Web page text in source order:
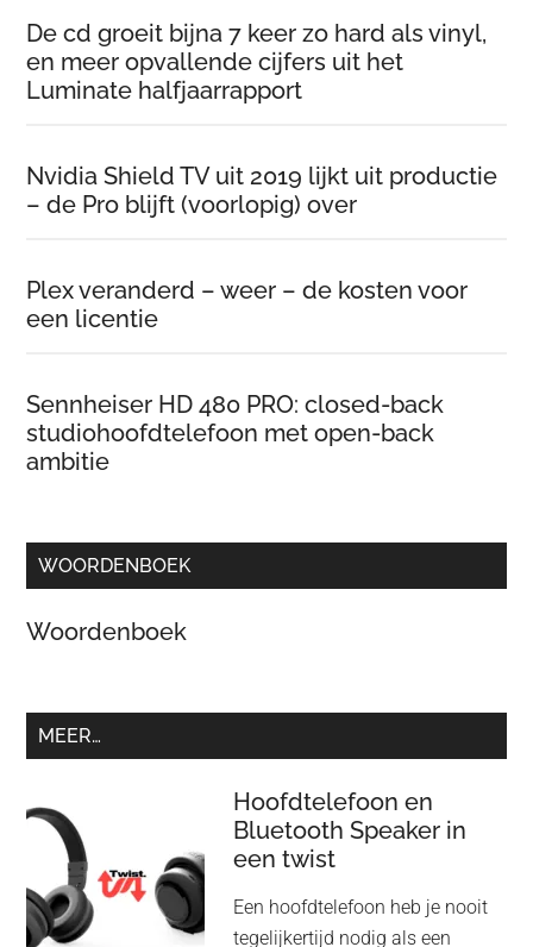
De cd groeit bijna 7 keer zo hard als vinyl,
en meer opvallende cijfers uit het
Luminate halfjaarrapport
Nvidia Shield TV uit 2019 lijkt uit productie
– de Pro blijft (voorlopig) over
Plex veranderd – weer – de kosten voor
een licentie
Sennheiser HD 480 PRO: closed-back
studiohoofdtelefoon met open-back
ambitie
WOORDENBOEK
Woordenboek
MEER…
Hoofdtelefoon en
Bluetooth Speaker in
een twist
Een hoofdtelefoon heb je nooit
tegelijkertijd nodig als een